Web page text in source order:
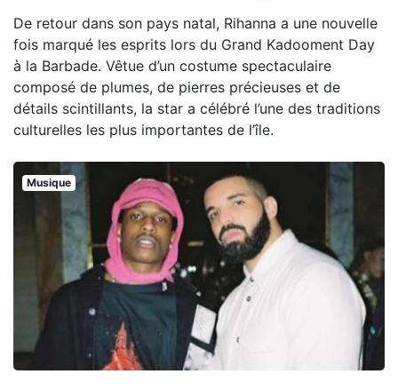
De retour dans son pays natal, Rihanna a une nouvelle
fois marqué les esprits lors du Grand Kadooment Day
à la Barbade. Vêtue d’un costume spectaculaire
composé de plumes, de pierres précieuses et de
détails scintillants, la star a célébré l’une des traditions
culturelles les plus importantes de l’île.
Musique